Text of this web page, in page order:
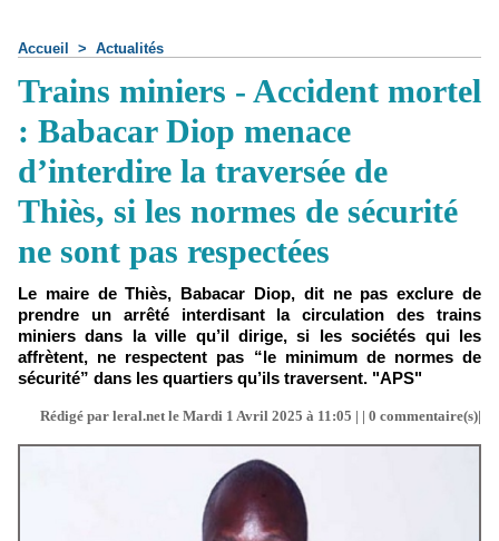
Accueil > Actualités
Trains miniers - Accident mortel
: Babacar Diop menace
d’interdire la traversée de
Thiès, si les normes de sécurité
ne sont pas respectées
Le maire de Thiès, Babacar Diop, dit ne pas exclure de
prendre un arrêté interdisant la circulation des trains
miniers dans la ville qu’il dirige, si les sociétés qui les
affrètent, ne respectent pas “le minimum de normes de
sécurité” dans les quartiers qu’ils traversent. "APS"
Rédigé par leral.net le Mardi 1 Avril 2025 à 11:05 | | 0 commentaire(s)|